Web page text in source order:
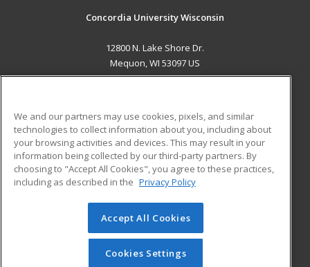
Concordia University Wisconsin
12800 N. Lake Shore Dr.
Mequon, WI 53097 US
ADDITIONAL RESOURCES
Military
Financial Assistance
Help
Student Blog
© 2026 ed2go, a division of Cengage Learning. All rights
reserved. The material on this site cannot be reproduced or
redistributed unless you have obtained prior written
We and our partners may use cookies, pixels, and similar
technologies to collect information about you, including about
your browsing activities and devices. This may result in your
information being collected by our third-party partners. By
choosing to "Accept All Cookies", you agree to these practices,
including as described in the Privacy Policy
Accept All Cookies
Cookies Settings